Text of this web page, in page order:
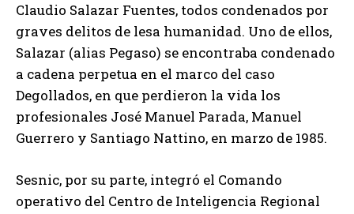
Claudio Salazar Fuentes, todos condenados por
graves delitos de lesa humanidad. Uno de ellos,
Salazar (alias Pegaso) se encontraba condenado
a cadena perpetua en el marco del caso
Degollados, en que perdieron la vida los
profesionales José Manuel Parada, Manuel
Guerrero y Santiago Nattino, en marzo de 1985.
Sesnic, por su parte, integró el Comando
operativo del Centro de Inteligencia Regional